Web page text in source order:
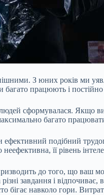
З юних років ми
багато працюють і
сформувалася. Якщо
багато
ефективний подібний
її рівень
до того, що ваш
завдання і
бігає навколо гори.